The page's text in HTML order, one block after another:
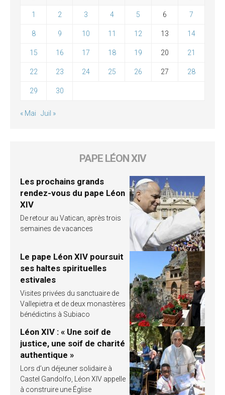
1 2 3 4 5 6 7
8 9 10 11 12 13 14
15 16 17 18 19 20 21
22 23 24 25 26 27 28
29 30
« Mai Juil »
PAPE LÉON XIV
Les prochains grands
rendez-vous du pape Léon
XIV
De retour au Vatican, après trois
semaines de vacances
Le pape Léon XIV poursuit
ses haltes spirituelles
estivales
Visites privées du sanctuaire de
Vallepietra et de deux monastères
bénédictins à Subiaco
Léon XIV : « Une soif de
justice, une soif de charité
authentique »
Lors d’un déjeuner solidaire à
Castel Gandolfo, Léon XIV appelle
à construire une Église